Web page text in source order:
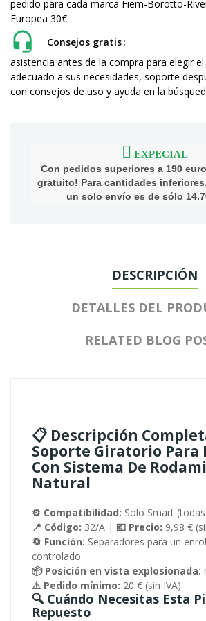
pedido para cada marca Fiem-Borotto-
Europea 30€
Consejos gratis
asistencia antes de la compra para elegir
adecuado a sus necesidades, soporte
con consejos de uso y ayuda en la
EXPECIAL
Con pedidos superiores a 190
gratuito! Para cantidades
un solo envío es de sólo
DESCRIPCIÓN
DETALLES DEL
RELATED BLOG
📋 Descripción
Soporte Giratorio Para
Con Sistema De
Natural
⚙️ Compatibilidad: Solo Smart
📍 Código: 32/A | 💶 Precio: 9,98 €
🔄 Función: Separadores para un
controlado
📦 Posición en vista explosionada:
⚠️ Pedido mínimo: 20 € (sin IVA)
🔍 Cuándo Necesitas Esta
Repuesto